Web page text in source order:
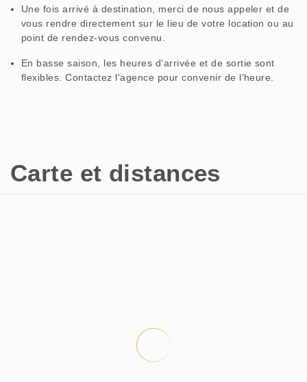
Une fois arrivé à destination, merci de nous appeler et de
vous rendre directement sur le lieu de votre location ou au
point de rendez-vous convenu.
En basse saison, les heures d'arrivée et de sortie sont
flexibles. Contactez l'agence pour convenir de l'heure.
Carte et distances